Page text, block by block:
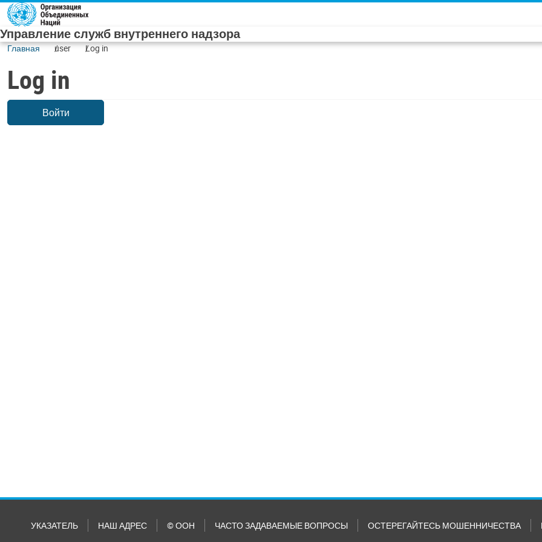
Skip to main content
Управление служб внутреннего надзора
Главная user Log in
Log in
Войти
УКАЗАТЕЛЬ НАШ АДРЕС © ООН ЧАСТО ЗАДАВАЕМЫЕ ВОПРОСЫ ОСТЕРЕГАЙТЕСЬ МОШЕННИЧЕСТВА